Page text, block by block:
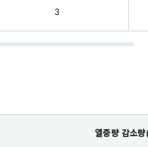
3
열중량 감소